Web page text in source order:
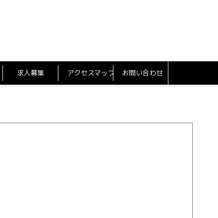
求人募集 アクセスマップ お問い合わせ